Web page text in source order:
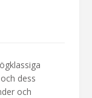
dess
och